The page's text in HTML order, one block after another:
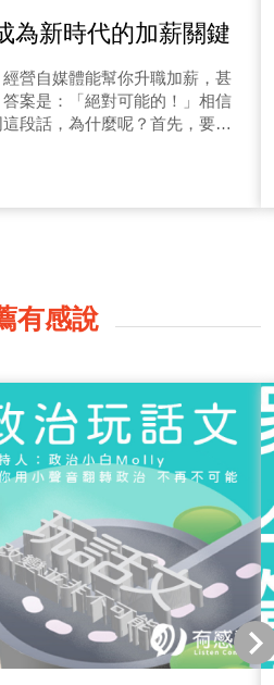
為新時代的加薪關鍵
營自媒體能幫你升職加薪，甚
案是：「絕對可能的！」相信
段話，為什麼呢？首先，要明
可以幫你增加職場上的競爭
有感說